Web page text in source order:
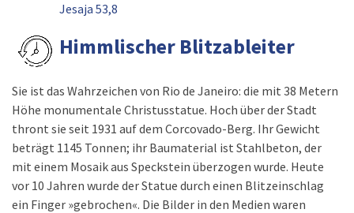
Jesaja 53,8
Himmlischer Blitzableiter
Sie ist das Wahrzeichen von Rio de Janeiro: die mit 38 Metern
Höhe monumentale Christusstatue. Hoch über der Stadt
thront sie seit 1931 auf dem Corcovado-Berg. Ihr Gewicht
beträgt 1145 Tonnen; ihr Baumaterial ist Stahlbeton, der
mit einem Mosaik aus Speckstein überzogen wurde. Heute
vor 10 Jahren wurde der Statue durch einen Blitzeinschlag
ein Finger »gebrochen«. Die Bilder in den Medien waren